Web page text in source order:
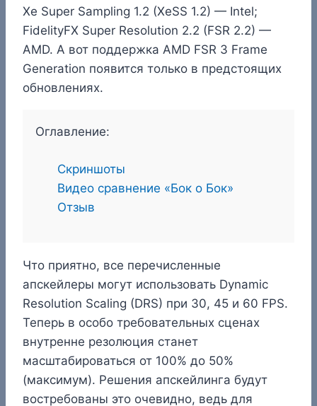
Xe Super Sampling 1.2 (XeSS 1.2) — Intel;
FidelityFX Super Resolution 2.2 (FSR 2.2) —
AMD. А вот поддержка AMD FSR 3 Frame
Generation появится только в предстоящих
обновлениях.
Оглавление:
Скриншоты
Видео сравнение «Бок о Бок»
Отзыв
Что приятно, все перечисленные
апскейлеры могут использовать Dynamic
Resolution Scaling (DRS) при 30, 45 и 60 FPS.
Теперь в особо требовательных сценах
внутренне резолюция станет
масштабироваться от 100% до 50%
(максимум). Решения апскейлинга будут
востребованы это очевидно, ведь для